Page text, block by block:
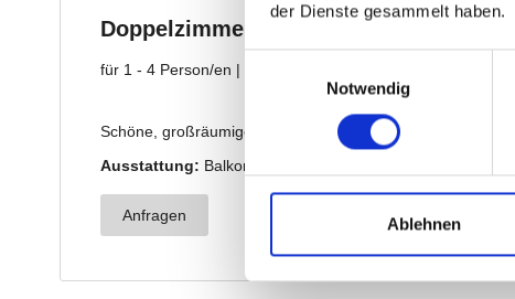
der Dienste gesammelt haben.
Notwendig
Ablehnen